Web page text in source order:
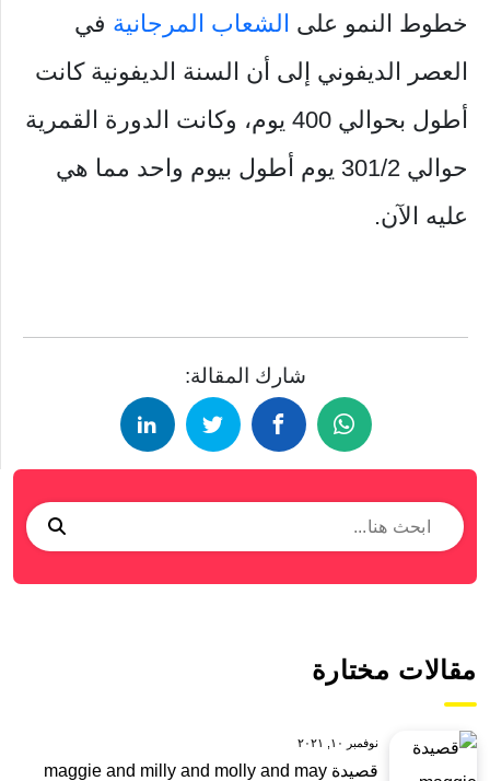
خطوط النمو على الشعاب المرجانية في
العصر الديفوني إلى أن السنة الديفونية كانت
أطول بحوالي 400 يوم، وكانت الدورة القمرية
حوالي 301/2 يوم أطول بيوم واحد مما هي
عليه الآن.
شارك المقالة:
مقالات مختارة
نوفمبر ١٠, ٢٠٢١
قصيدة maggie and milly and molly and may